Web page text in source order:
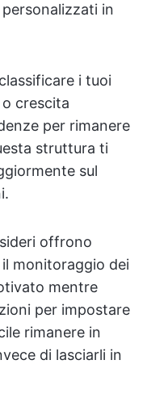
in
i tuoi
crescita
per rimanere
struttura ti
sul
offrono
monitoraggio dei
mentre
per impostare
rimanere in
di lasciarli in